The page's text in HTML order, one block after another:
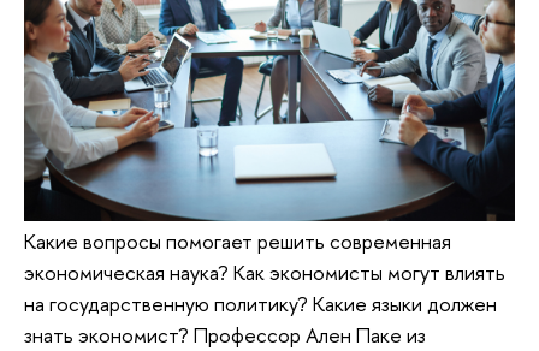
Какие вопросы помогает решить современная
экономическая наука? Как экономисты могут влиять
на государственную политику? Какие языки должен
знать экономист? Профессор Ален Паке из